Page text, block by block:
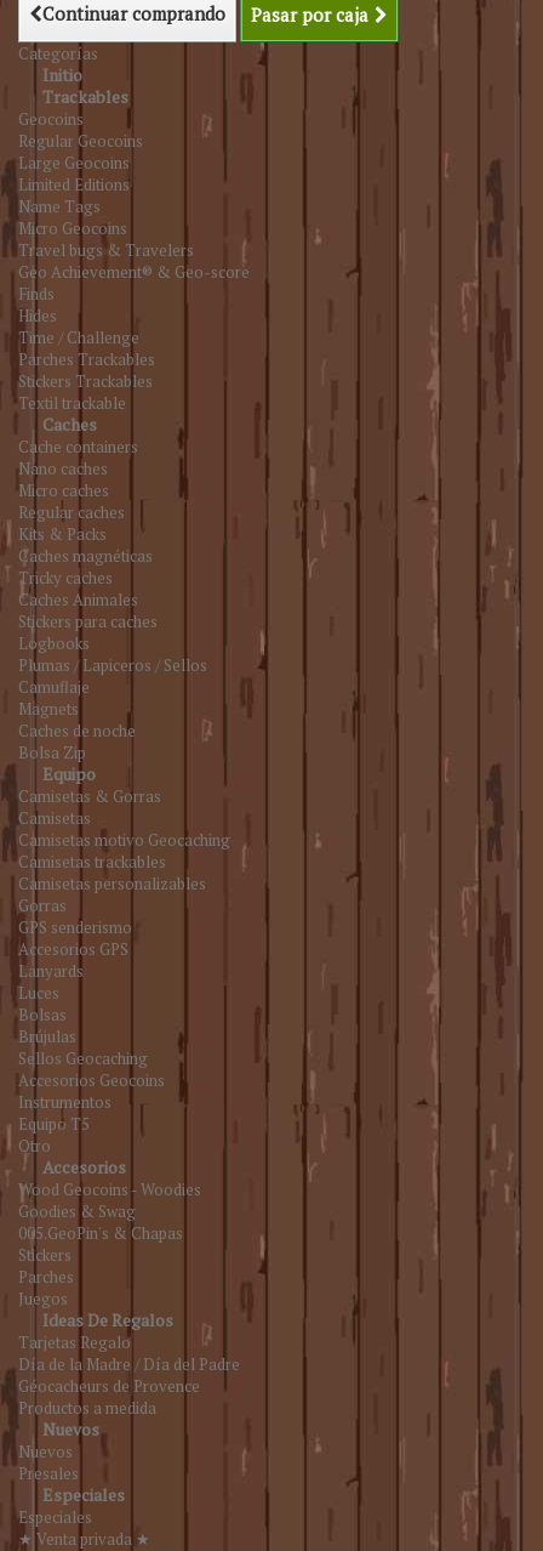
Continuar comprando Pasar por caja
Categorías
Initio
Trackables
Geocoins
Regular Geocoins
Large Geocoins
Limited Editions
Name Tags
Micro Geocoins
Travel bugs & Travelers
Geo Achievement® & Geo-score
Finds
Hides
Time / Challenge
Parches Trackables
Stickers Trackables
Textil trackable
Caches
Cache containers
Nano caches
Micro caches
Regular caches
Kits & Packs
Caches magnéticas
Tricky caches
Caches Animales
Stickers para caches
Logbooks
Plumas / Lapiceros / Sellos
Camuflaje
Magnets
Caches de noche
Bolsa Zip
Equipo
Camisetas & Gorras
Camisetas
Camisetas motivo Geocaching
Camisetas trackables
Camisetas personalizables
Gorras
GPS senderismo
Accesorios GPS
Lanyards
Luces
Bolsas
Brújulas
Sellos Geocaching
Accesorios Geocoins
Instrumentos
Equipo T5
Otro
Accesorios
Wood Geocoins - Woodies
Goodies & Swag
005.GeoPin's & Chapas
Stickers
Parches
Juegos
Ideas De Regalos
Tarjetas Regalo
Día de la Madre / Día del Padre
Géocacheurs de Provence
Productos a medida
Nuevos
Nuevos
Presales
Especiales
Especiales
★ Venta privada ★